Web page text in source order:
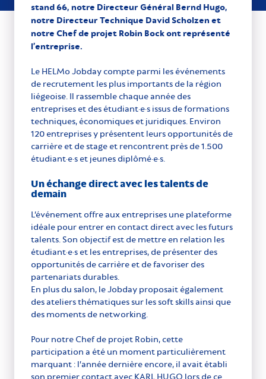
stand 66, notre Directeur Général Bernd Hugo,
notre Directeur Technique David Scholzen et
notre Chef de projet Robin Bock ont représenté
l’entreprise.
Le HELMo Jobday compte parmi les événements
de recrutement les plus importants de la région
liégeoise. Il rassemble chaque année des
entreprises et des étudiant·e·s issus de formations
techniques, économiques et juridiques. Environ
120 entreprises y présentent leurs opportunités de
carrière et de stage et rencontrent près de 1.500
étudiant·e·s et jeunes diplômé·e·s.
Un échange direct avec les talents de
demain
L’événement offre aux entreprises une plateforme
idéale pour entrer en contact direct avec les futurs
talents. Son objectif est de mettre en relation les
étudiant·e·s et les entreprises, de présenter des
opportunités de carrière et de favoriser des
partenariats durables.
En plus du salon, le Jobday proposait également
des ateliers thématiques sur les soft skills ainsi que
des moments de networking.
Pour notre Chef de projet Robin, cette
participation a été un moment particulièrement
marquant : l’année dernière encore, il avait établi
son premier contact avec KARL HUGO lors de ce